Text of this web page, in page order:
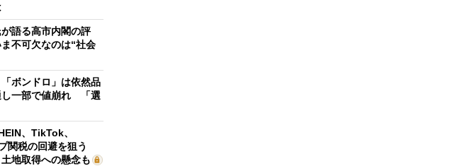
語る高市内閣の評
不可欠なのは“社会
ボンドロ」は依然品
し一部で値崩れ 「選
、TikTok、
関税の回避を狙う
地取得への懸念も